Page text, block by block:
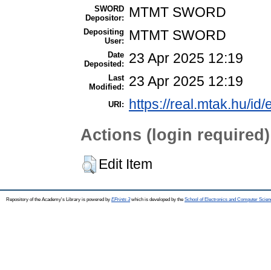
SWORD
Depositor:
MTMT SWORD
Depositing
User:
MTMT SWORD
Date
Deposited:
23 Apr 2025 12:19
Last
Modified:
23 Apr 2025 12:19
URI: https://real.mtak.hu/
Actions (login required)
Edit Item
Repository of the Academy's Library is powered by EPrints 3which is developed by the School of Electronics and Computer